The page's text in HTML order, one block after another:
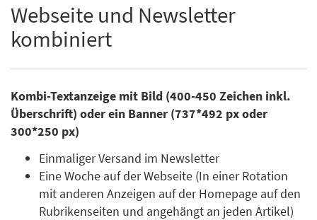
Webseite und Newsletter
kombiniert
Kombi-Textanzeige mit Bild (400-450 Zeichen inkl.
Überschrift) oder ein Banner (737*492 px oder
300*250 px)
Einmaliger Versand im Newsletter
Eine Woche auf der Webseite (In einer Rotation
mit anderen Anzeigen auf der Homepage auf den
Rubrikenseiten und angehängt an jeden Artikel)